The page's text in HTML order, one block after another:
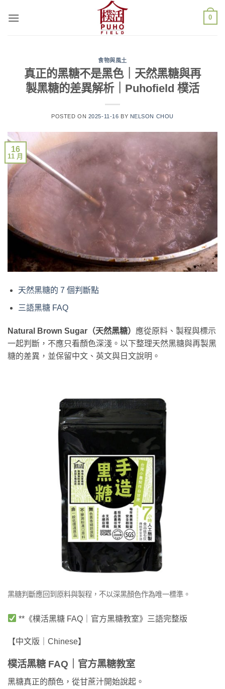
0
食物與風土
真正的黑糖不是黑色｜天然黑糖與再
製黑糖的差異解析｜Puhofield 樸活
POSTED ON 2025-11-16 BY NELSON CHOU
16
11 月
天然黑糖的 7 個判斷點
三語黑糖 FAQ
Natural Brown Sugar（天然黑糖） 應從原料、製程與標示
一起判斷，不應只看顏色深淺。以下整理天然黑糖與再製黑
糖的差異，並保留中文、英文與日文說明。
黑糖判斷應回到原料與製程，不以深黑顏色作為唯一標準。
**《樸活黑糖 FAQ｜官方黑糖教室》三語完整版
【中文版｜Chinese】
樸活黑糖 FAQ｜官方黑糖教室
黑糖真正的顏色，從甘蔗汁開始說起。